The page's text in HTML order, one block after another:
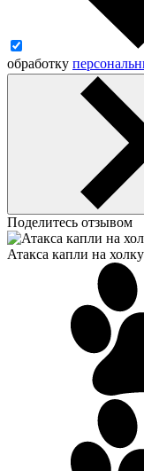
обработку
Поделитесь отзывом
Атакса капли на